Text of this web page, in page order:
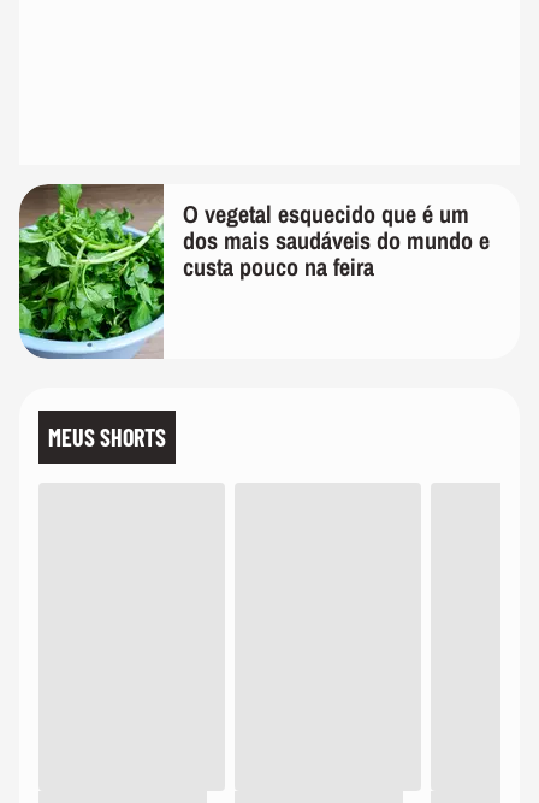
O vegetal esquecido que é um
dos mais saudáveis do mundo e
custa pouco na feira
MEUS SHORTS